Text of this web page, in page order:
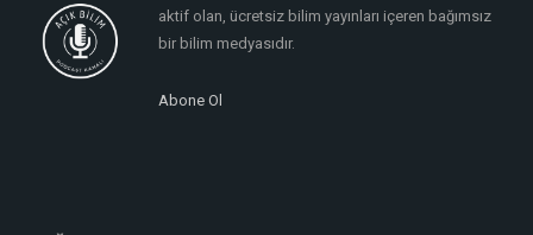
aktif olan, ücretsiz bilim yayınları içeren bağımsız
bir bilim medyasıdır.
Abone Ol